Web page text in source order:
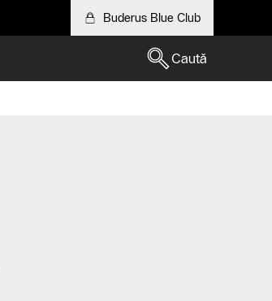
Buderus Blue Club
Caută